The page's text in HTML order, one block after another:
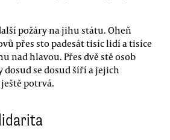
požáry na jihu státu. Oheň
přes sto padesát tisíc lidí a tisíce
nad hlavou. Přes dvě stě osob
dosud se dosud šíří a jejich
potrvá.